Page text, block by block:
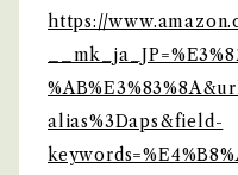
https://
alias%3Daps&field-